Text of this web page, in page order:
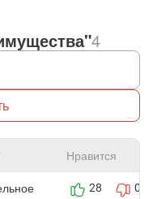
4
Нравится
28 0